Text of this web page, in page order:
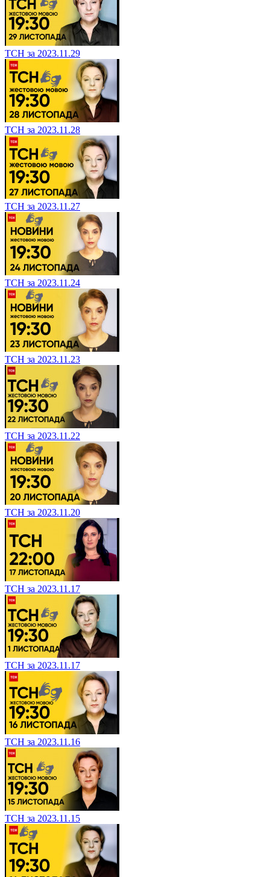
ТСН за 2023.11.29
ТСН за 2023.11.28
ТСН за 2023.11.27
ТСН за 2023.11.24
ТСН за 2023.11.23
ТСН за 2023.11.22
ТСН за 2023.11.20
ТСН за 2023.11.17
ТСН за 2023.11.17
ТСН за 2023.11.16
ТСН за 2023.11.15